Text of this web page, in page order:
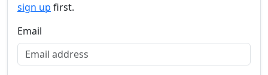
sign up first.
Email